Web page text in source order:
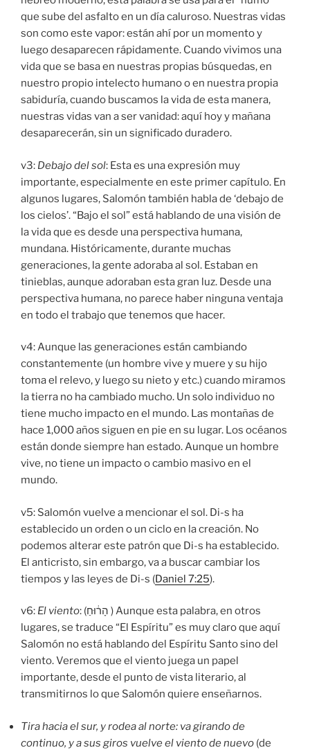
que sube del asfalto en un día caluroso. Nuestras vidas
son como este vapor: están ahí por un momento y
luego desaparecen rápidamente. Cuando vivimos una
vida que se basa en nuestras propias búsquedas, en
nuestro propio intelecto humano o en nuestra propia
sabiduría, cuando buscamos la vida de esta manera,
nuestras vidas van a ser vanidad: aquí hoy y mañana
desaparecerán, sin un significado duradero.
v3: Debajo del sol: Esta es una expresión muy
importante, especialmente en este primer capítulo. En
algunos lugares, Salomón también habla de ‘debajo de
los cielos’. “Bajo el sol” está hablando de una visión de
la vida que es desde una perspectiva humana,
mundana. Históricamente, durante muchas
generaciones, la gente adoraba al sol. Estaban en
tinieblas, aunque adoraban esta gran luz. Desde una
perspectiva humana, no parece haber ninguna ventaja
en todo el trabajo que tenemos que hacer.
v4: Aunque las generaciones están cambiando
constantemente (un hombre vive y muere y su hijo
toma el relevo, y luego su nieto y etc.) cuando miramos
la tierra no ha cambiado mucho. Un solo individuo no
tiene mucho impacto en el mundo. Las montañas de
hace 1,000 años siguen en pie en su lugar. Los océanos
están donde siempre han estado. Aunque un hombre
vive, no tiene un impacto o cambio masivo en el
mundo.
v5: Salomón vuelve a mencionar el sol. Di-s ha
establecido un orden o un ciclo en la creación. No
podemos alterar este patrón que Di-s ha establecido.
El anticristo, sin embargo, va a buscar cambiar los
tiempos y las leyes de Di-s (Daniel 7:25).
v6: El viento: (הָר֔וּחַ ) Aunque esta palabra, en otros
lugares, se traduce “El Espíritu” es muy claro que aquí
Salomón no está hablando del Espíritu Santo sino del
viento. Veremos que el viento juega un papel
importante, desde el punto de vista literario, al
transmitirnos lo que Salomón quiere enseñarnos.
Tira hacia el sur, y rodea al norte: va girando de
continuo, y a sus giros vuelve el viento de nuevo (de